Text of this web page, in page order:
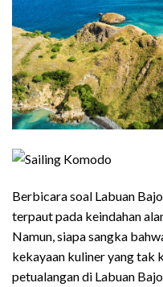
Berbicara soal Labuan
terpaut pada keindahan
Namun, siapa sangka
kekayaan kuliner yang tak
petualangan di Labuan